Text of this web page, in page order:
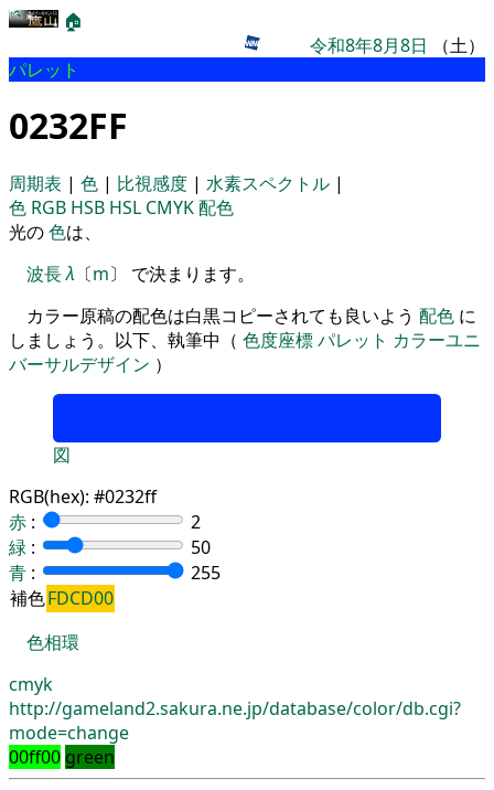
🏠
令和8年8月8日 （土）
パレット
0232FF
周期表 | 色 | 比視感度 | 水素スペクトル |
色 RGB HSB HSL CMYK配色
光の色は、
波長λ 〔m〕 で決まります。
カラー原稿の配色は白黒コピーされても良いよう 配色 に
しましょう。以下、執筆中（ 色度座標パレット カラーユニ
バーサルデザイン ）
図
RGB(hex): #0232ff
赤 :
2
緑 :
50
青 :
255
補色FDCD00
色相環
cmyk
http://gameland2.sakura.ne.jp/database/color/db.cgi?
mode=change
00ff00 green